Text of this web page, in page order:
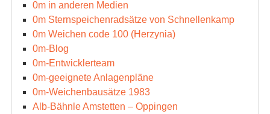
0m in anderen Medien
0m Sternspeichenradsätze von Schnellenkamp
0m Weichen code 100 (Herzynia)
0m-Blog
0m-Entwicklerteam
0m-geeignete Anlagenpläne
0m-Weichenbausätze 1983
Alb-Bähnle Amstetten – Oppingen